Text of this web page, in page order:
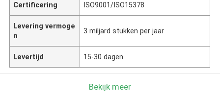
Certificering ISO9001/ISO15378
Levering vermoge
n
3 miljard stukken per jaar
Levertijd 15-30 dagen
Bekijk meer